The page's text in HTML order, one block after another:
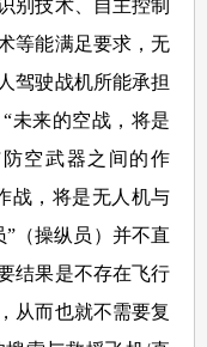
技术、自主控制
等能满足要求，无
驾驶战机所能承担
未来的空战，将是
空武器之间的作
战，将是无人机与
（操纵员）并不直
结果是不存在飞行
从而也就不需要复